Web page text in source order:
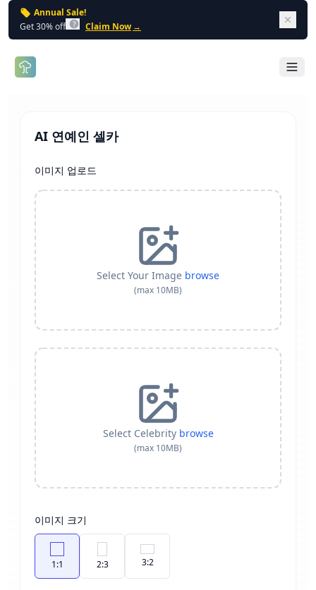
Annual Sale!
Get 30% off
Claim Now →
Open
AI 연예인 셀카
이미지 업로드
Select Your Image browse
(max 10MB)
Select Celebrity browse
(max 10MB)
이미지 크기
1:1 2:3 3:2